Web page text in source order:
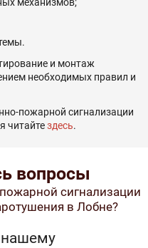
и монтаж
необходимых правил и
пожарной сигнализации
читайтездесь.
вопросы
сигнализации
в Лобне?
нашему